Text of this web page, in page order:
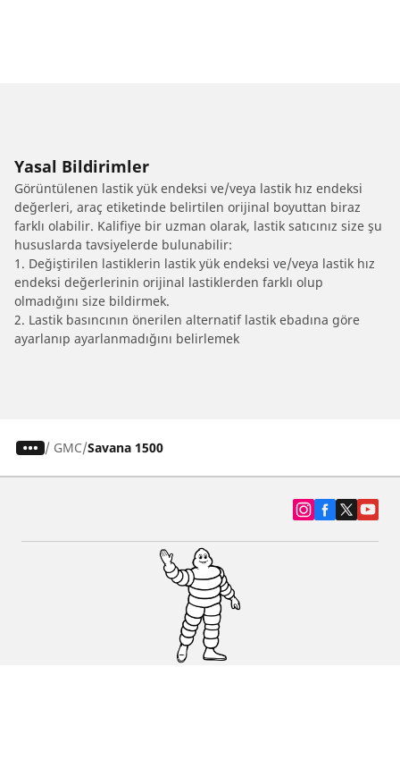
Yasal Bildirimler
Görüntülenen lastik yük endeksi ve/veya lastik hız endeksi
değerleri, araç etiketinde belirtilen orijinal boyuttan biraz
farklı olabilir. Kalifiye bir uzman olarak, lastik satıcınız size şu
hususlarda tavsiyelerde bulunabilir:
1. Değiştirilen lastiklerin lastik yük endeksi ve/veya lastik hız
endeksi değerlerinin orijinal lastiklerden farklı olup
olmadığını size bildirmek.
2. Lastik basıncının önerilen alternatif lastik ebadına göre
ayarlanıp ayarlanmadığını belirlemek
/ GMC Savana 1500